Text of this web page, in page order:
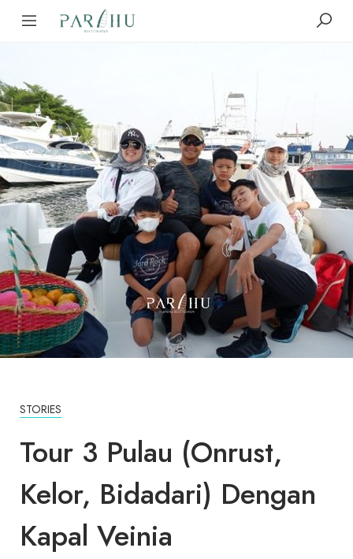
STORIES
Tour 3 Pulau (Onrust,
Kelor, Bidadari) Dengan
Kapal Veinia